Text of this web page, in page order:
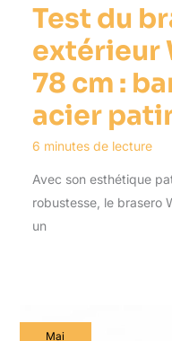
Test du
extérieur
78 cm :
acier
6 minutes de lecture
Avec son esthétique
robustesse, le brasero
un
Mai